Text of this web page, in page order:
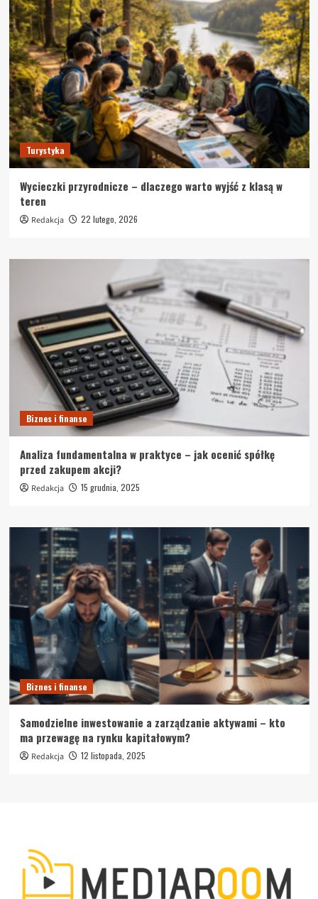
Turystyka
Wycieczki przyrodnicze – dlaczego warto wyjść z klasą w
teren
Redakcja 22 lutego, 2026
Biznes i finanse
Analiza fundamentalna w praktyce – jak ocenić spółkę
przed zakupem akcji?
Redakcja 15 grudnia, 2025
Biznes i finanse
Samodzielne inwestowanie a zarządzanie aktywami – kto
ma przewagę na rynku kapitałowym?
Redakcja 12 listopada, 2025